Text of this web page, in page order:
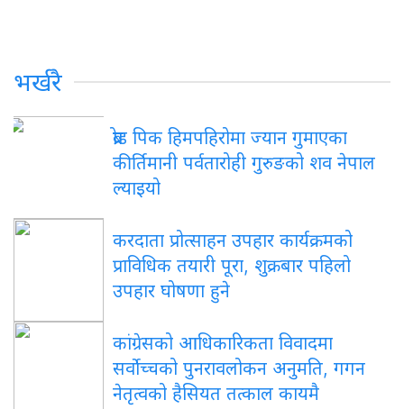
भर्खरै
ब्रोड पिक हिमपहिरोमा ज्यान गुमाएका
कीर्तिमानी पर्वतारोही गुरुङको शव नेपाल
ल्याइयो
करदाता प्रोत्साहन उपहार कार्यक्रमको
प्राविधिक तयारी पूरा, शुक्रबार पहिलो
उपहार घोषणा हुने
कांग्रेसको आधिकारिकता विवादमा
सर्वोच्चको पुनरावलोकन अनुमति, गगन
नेतृत्वको हैसियत तत्काल कायमै